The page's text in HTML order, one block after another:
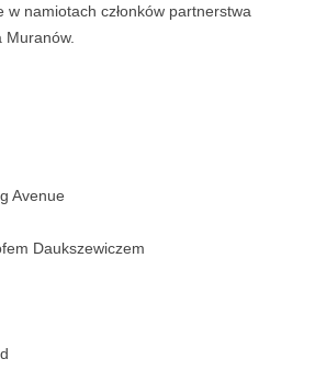
w namiotach członków partnerstwa
Muranów.
Avenue
Daukszewiczem